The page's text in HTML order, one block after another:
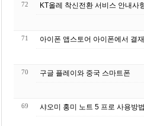
72
71 아이폰 앱스토어 아이폰에서 결
70 구글 플레이와 중국 스마트폰
69 샤오미 홍미 노트 5 프로 사용방